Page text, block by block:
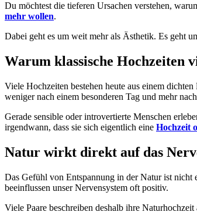
Du möchtest die tieferen Ursachen verstehen,
mehr wollen.
Dabei geht es um weit mehr als Ästhetik. Es geht
Warum klassische Hochzeiten
Viele Hochzeiten bestehen heute aus einem
weniger nach einem besonderen Tag und mehr
Gerade sensible oder introvertierte Menschen
irgendwann, dass sie sich eigentlich eine Hochzeit
Natur wirkt direkt auf das
Das Gefühl von Entspannung in der Natur ist
beeinflussen unser Nervensystem oft positiv.
Viele Paare beschreiben deshalb ihre